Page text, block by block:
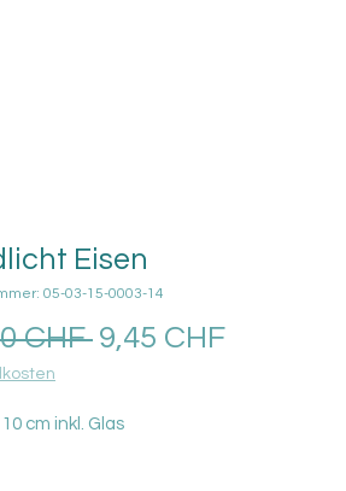
Eisen
05-03-15-0003-14
CHF Standardpreis
9,45 CHFSale-
cm inkl. Glas